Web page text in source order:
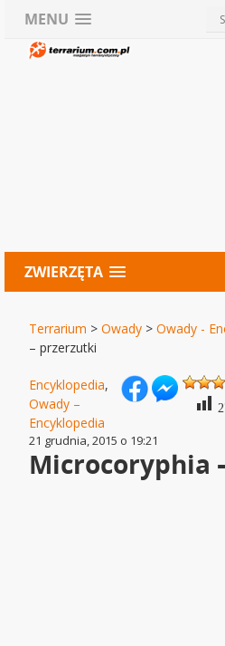
MENU
ZWIERZĘTA
Terrarium >Owady >Owady -
– przerzutki
Encyklopedia,
Owady –
Encyklopedia
21 grudnia, 2015 o 19:21
Microcoryphia